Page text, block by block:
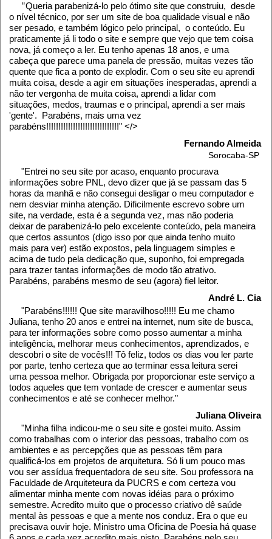
"Queria parabenizá-lo pelo ótimo site que construiu, desde
o nível técnico, por ser um site de boa qualidade visual e não
ser pesado, e também lógico pelo principal, o conteúdo. Eu
praticamente já li todo o site e sempre que vejo que tem coisa
nova, já começo a ler. Eu tenho apenas 18 anos, e uma
cabeça que parece uma panela de pressão, muitas vezes tão
quente que fica a ponto de explodir. Com o seu site eu aprendi
muita coisa, desde a agir em situações inesperadas, aprendi a
não ter vergonha de muita coisa, aprendi a lidar com
situações, medos, traumas e o principal, aprendi a ser mais
'gente'. Parabéns, mais uma vez
parabéns!!!!!!!!!!!!!!!!!!!!!!!!!!!!!!" </>
Fernando Almeida
Sorocaba-SP
"Entrei no seu site por acaso, enquanto procurava
informações sobre PNL, devo dizer que já se passam das 5
horas da manhã e não consegui desligar o meu computador e
nem desviar minha atenção. Dificilmente escrevo sobre um
site, na verdade, esta é a segunda vez, mas não poderia
deixar de parabenizá-lo pelo excelente conteúdo, pela maneira
que certos assuntos (digo isso por que ainda tenho muito
mais para ver) estão expostos, pela linguagem simples e
acima de tudo pela dedicação que, suponho, foi empregada
para trazer tantas informações de modo tão atrativo.
Parabéns, parabéns mesmo de seu (agora) fiel leitor.
André L. Cia
"Parabéns!!!!!! Que site maravilhoso!!!!! Eu me chamo
Juliana, tenho 20 anos e entrei na internet, num site de busca,
para ter informações sobre como posso aumentar a minha
inteligência, melhorar meus conhecimentos, aprendizados, e
descobri o site de vocês!!! Tô feliz, todos os dias vou ler parte
por parte, tenho certeza que ao terminar essa leitura serei
uma pessoa melhor. Obrigada por proporcionar este serviço a
todos aqueles que tem vontade de crescer e aumentar seus
conhecimentos e até se conhecer melhor."
Juliana Oliveira
"Minha filha indicou-me o seu site e gostei muito. Assim
como trabalhas com o interior das pessoas, trabalho com os
ambientes e as percepções que as pessoas têm para
qualificá-los em projetos de arquitetura. Só li um pouco mas
vou ser assídua frequentadora de seu site. Sou professora na
Faculdade de Arquiteteura da PUCRS e com certeza vou
alimentar minha mente com novas idéias para o próximo
semestre. Acredito muito que o processo criativo dê saúde
mental às pessoas e que a mente nos conduz. Era o que eu
precisava ouvir hoje. Ministro uma Oficina de Poesia há quase